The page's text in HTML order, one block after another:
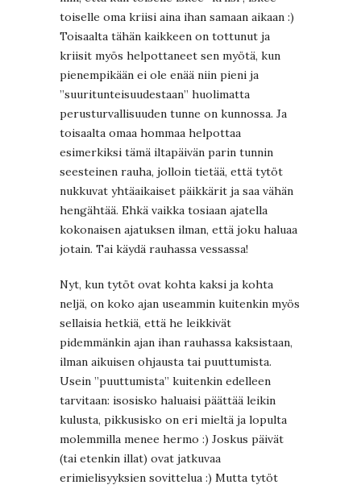
toiselle oma kriisi aina ihan samaan aikaan :)
Toisaalta tähän kaikkeen on tottunut ja
kriisit myös helpottaneet sen myötä, kun
pienempikään ei ole enää niin pieni ja
”suuritunteisuudestaan” huolimatta
perusturvallisuuden tunne on kunnossa. Ja
toisaalta omaa hommaa helpottaa
esimerkiksi tämä iltapäivän parin tunnin
seesteinen rauha, jolloin tietää, että tytöt
nukkuvat yhtäaikaiset päikkärit ja saa vähän
hengähtää. Ehkä vaikka tosiaan ajatella
kokonaisen ajatuksen ilman, että joku haluaa
jotain. Tai käydä rauhassa vessassa!
Nyt, kun tytöt ovat kohta kaksi ja kohta
neljä, on koko ajan useammin kuitenkin myös
sellaisia hetkiä, että he leikkivät
pidemmänkin ajan ihan rauhassa kaksistaan,
ilman aikuisen ohjausta tai puuttumista.
Usein ”puuttumista” kuitenkin edelleen
tarvitaan: isosisko haluaisi päättää leikin
kulusta, pikkusisko on eri mieltä ja lopulta
molemmilla menee hermo :) Joskus päivät
(tai etenkin illat) ovat jatkuvaa
erimielisyyksien sovittelua :) Mutta tytöt